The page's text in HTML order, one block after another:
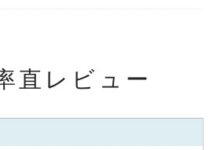
直レビュー